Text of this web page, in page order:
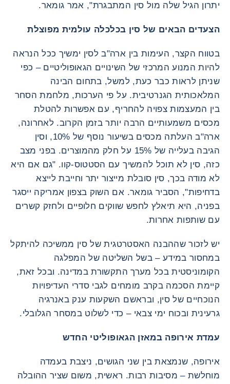
יתרון הגיל שלה מול סין המתבגרת", אמר גומאר.
הצעדים הבאים של סין בכלכלה עולמית מפוצלת
בטווח הקצר, העימות בין ארה"ב לסין ימשיך ככל הנראה
להיות המנוע המרכזי של השינויים הגאופוליטיים – כפי
שניתן לראות כבר כעת, למשל, בתחום הבינה
המלאכותית הגנרטיבית. על פי הערכות, מלחמת הסחר
בין המעצמות צפויה להחריף, עם אפשרות להטלת
מכסים משמעותיים הרבה יותר בזמן הקרוב. לאחרונה,
ארה"ב העלתה מכסים בשיעור נוסף של 10%, וסין
הגיבה בעלייה של 15% על חלק מהמוצרים. בפני מצב
כזה, סין לא תוכל להמשיך עם הסטטוס-קוו. "גם אם היא
לא מודה בכך, סין סובלת מייצור יתר וחייבת לייצא
בדחיפות", הסביר גומאר. אם השוק בצפון אמריקה ייסגר
בפניה, היא תיאלץ לחפש שווקים חלופיים ולחזק קשרים
עם שותפות אחרות.
יש לזכור שההבנה האסטרטגית של סין ממשיכה להיתקל
במחסור במידע – בשל השליטה של המפלגה
הקומוניסטית בכל מערך התקשורת במדינה. ובכל זאת,
קיימת הסכמה בקרב מומחים לגבי סדרי העדיפויות
הנוכחיים של סין, ובראשם השקעות ענק באנרגיה
גרעינית ובכוח ימי צבאי – כדי לשלוט במסחר הגלובלי.
עמדת אירופה במאזן הגאופוליטי החדש
אירופה, שנמצאת בין שני הגושים, ניצבת בעמדה
מוחלשת – מסיבות רבות. ראשית, משום שציר ההובלה